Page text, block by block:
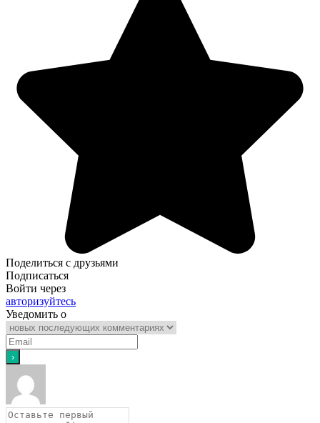
Поделиться с друзьями
Подписаться
Войти через
авторизуйтесь
Уведомить о